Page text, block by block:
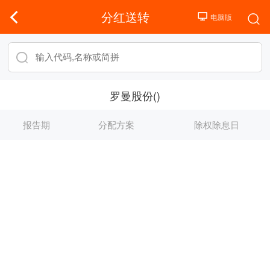
分红送转
罗曼股份()
报告期 分配方案 除权除息日